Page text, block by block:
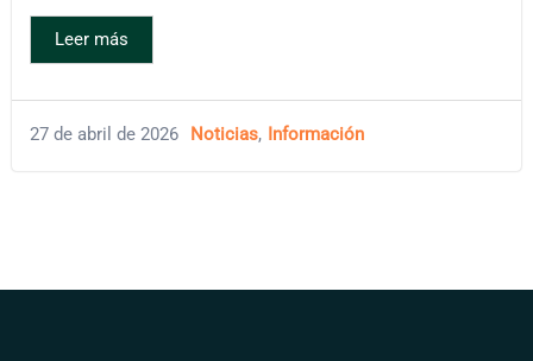
27 de abril de 2026 Noticias, Información
Leer más